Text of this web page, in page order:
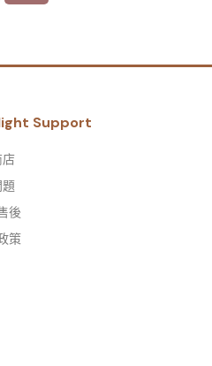
Support
店
題
後
策